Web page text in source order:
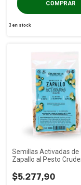
3en stock
Semillas Activadas de
Zapallo al Pesto
$5.277,90